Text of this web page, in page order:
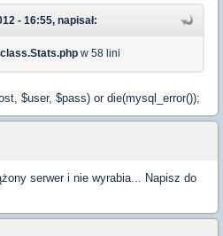
- 16:55, napisał:
class.Stats.php w 58 lini
$user, $pass) or die(mysql_error());
serwer i nie wyrabia... Napisz do